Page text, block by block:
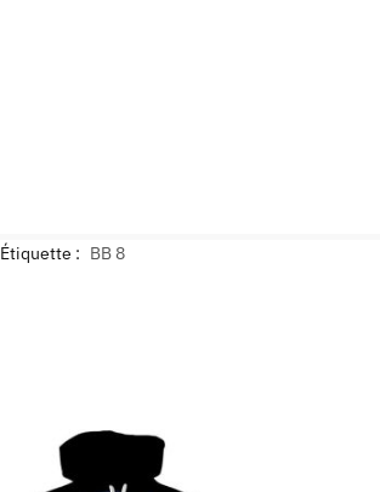
Étiquette : BB 8